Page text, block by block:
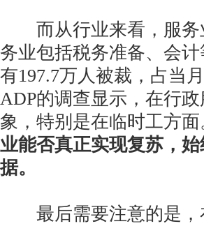
而从行业来看，服务
务业包括税务准备、会
有197.7万人被裁，占当
ADP的调查显示，在行
象，特别是在临时工方
业能否真正实现复苏，
据。
最后需要注意的是，